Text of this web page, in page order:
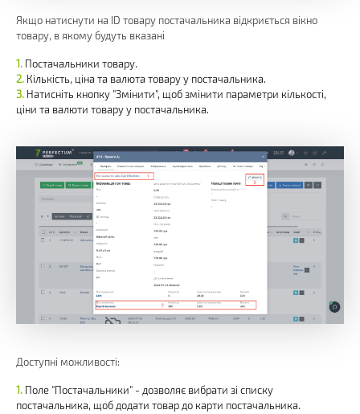
Якщо натиснути на ID товару постачальника відкриється вікно
товару, в якому будуть вказані
Постачальники товару.
Кількість, ціна та валюта товару у постачальника.
Натисніть кнопку "Змінити", щоб змінити параметри кількості,
ціни та валюти товару у постачальника.
Доступні можливості:
Поле "Постачальники" - дозволяє вибрати зі списку
постачальника, щоб додати товар до карти постачальника.